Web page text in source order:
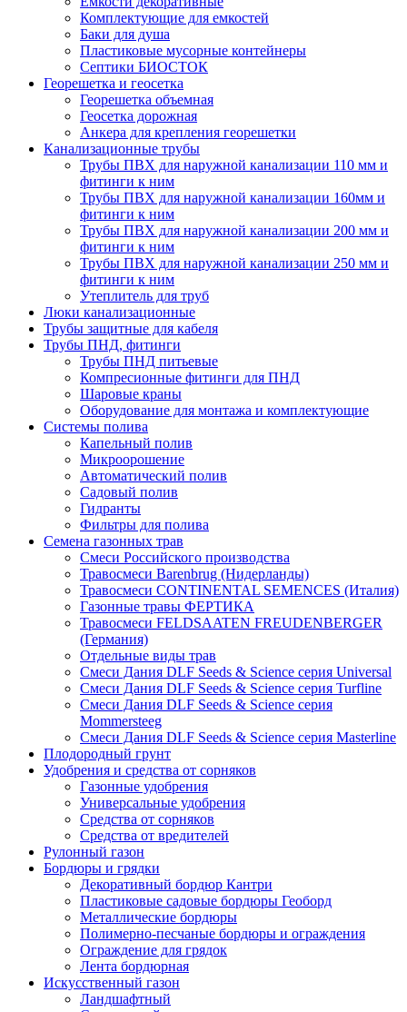
Комплектующие для емкостей
Баки для душа
Пластиковые мусорные контейнеры
Септики БИОСТОК
Георешетка и геосетка
Георешетка объемная
Геосетка дорожная
Анкера для крепления георешетки
Канализационные трубы
Трубы ПВХ для наружной канализации 110 мм и
фитинги к ним
Трубы ПВХ для наружной канализации 160мм и
фитинги к ним
Трубы ПВХ для наружной канализации 200 мм и
фитинги к ним
Трубы ПВХ для наружной канализации 250 мм и
фитинги к ним
Утеплитель для труб
Люки канализационные
Трубы защитные для кабеля
Трубы ПНД, фитинги
Трубы ПНД питьевые
Компресионные фитинги для ПНД
Шаровые краны
Оборудование для монтажа и комплектующие
Системы полива
Капельный полив
Микроорошение
Автоматический полив
Садовый полив
Гидранты
Фильтры для полива
Семена газонных трав
Смеси Российского производства
Травосмеси Barenbrug (Нидерланды)
Травосмеси CONTINENTAL SEMENCES (Италия)
Газонные травы ФЕРТИКА
Травосмеси FELDSAATEN FREUDENBERGER
(Германия)
Отдельные виды трав
Смеси Дания DLF Seeds & Sciеnce серия Universal
Смеси Дания DLF Seeds & Sciеnce серия Turfline
Смеси Дания DLF Seeds & Sciеnce серия
Mommersteeg
Смеси Дания DLF Seeds & Sciеnce серия Masterline
Плодородный грунт
Удобрения и средства от сорняков
Газонные удобрения
Универсальные удобрения
Средства от сорняков
Средства от вредителей
Рулонный газон
Бордюры и грядки
Декоративный бордюр Кантри
Пластиковые садовые бордюры Геоборд
Металлические бордюры
Полимерно-песчаные бордюры и ограждения
Ограждение для грядок
Лента бордюрная
Искусственный газон
Ландшафтный